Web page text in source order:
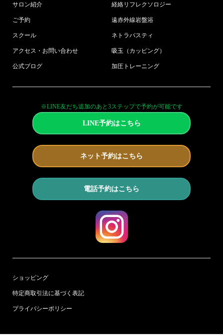
サロン紹介
ご予約
スクール
アクセス・お問い合わせ
公式ブログ
経絡リフレクソロジー
遠赤外線岩盤浴
ネトラバスティ
吸玉（カッピング）
加圧トレーニング
※LINE友だち追加のあと3ステップで予約が可能です
LINE予約はこちら
ネット予約はこちら
電話予約はこちら
ショッピング
特定商取引法に基づく表記
プライバシーポリシー